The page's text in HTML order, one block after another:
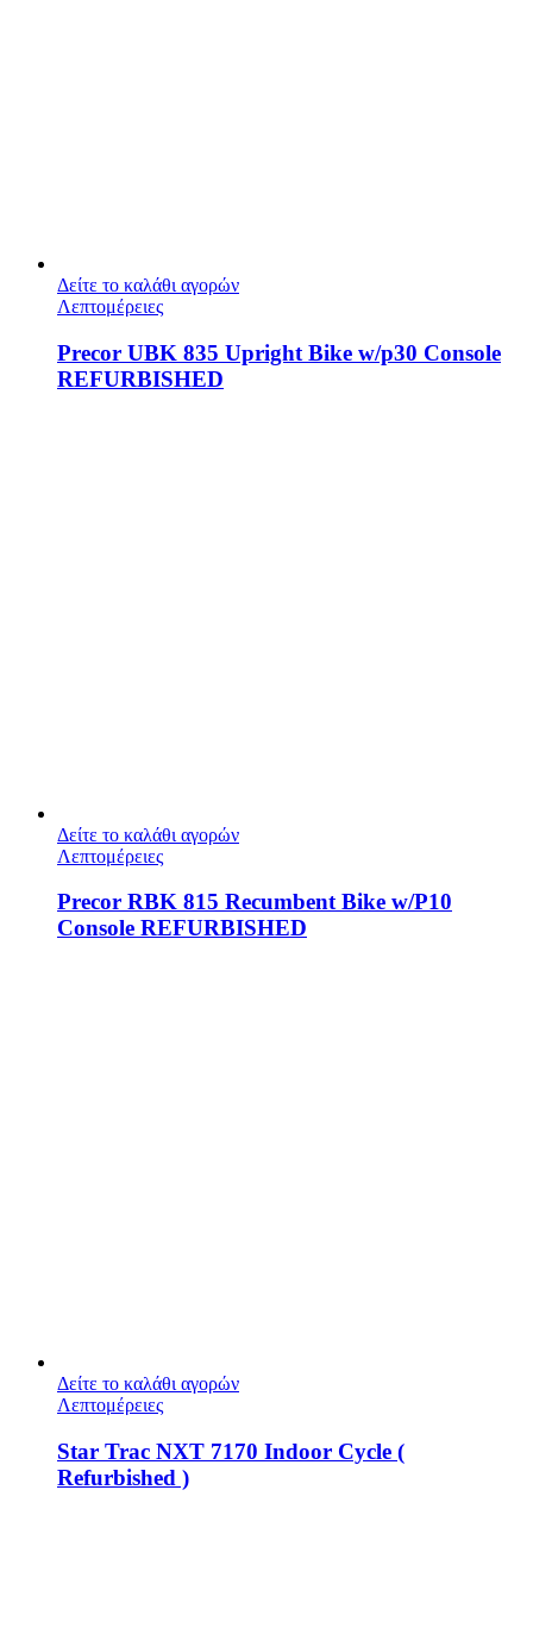
Δείτε το καλάθι αγορών
Λεπτομέρειες
Precor UBK 835 Upright Bike w/p30 Console
REFURBISHED
Δείτε το καλάθι αγορών
Λεπτομέρειες
Precor RBK 815 Recumbent Bike w/P10
Console REFURBISHED
Δείτε το καλάθι αγορών
Λεπτομέρειες
Star Trac NXT 7170 Indoor Cycle (
Refurbished )